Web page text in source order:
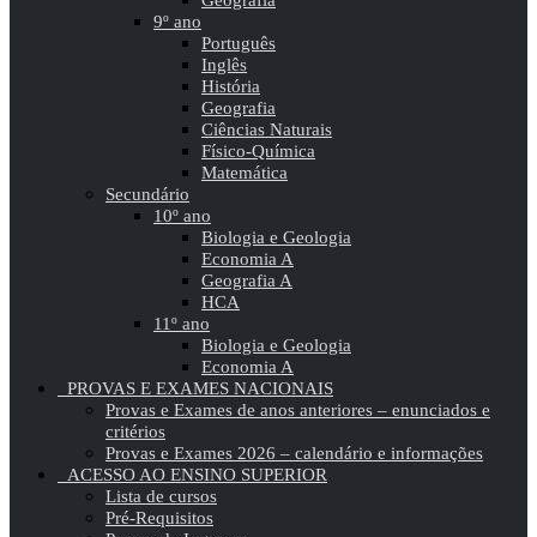
9º ano
Português
Inglês
História
Geografia
Ciências Naturais
Físico-Química
Matemática
Secundário
10º ano
Biologia e Geologia
Economia A
Geografia A
HCA
11º ano
Biologia e Geologia
Economia A
PROVAS E EXAMES NACIONAIS
Provas e Exames de anos anteriores – enunciados e
critérios
Provas e Exames 2026 – calendário e informações
ACESSO AO ENSINO SUPERIOR
Lista de cursos
Pré-Requisitos